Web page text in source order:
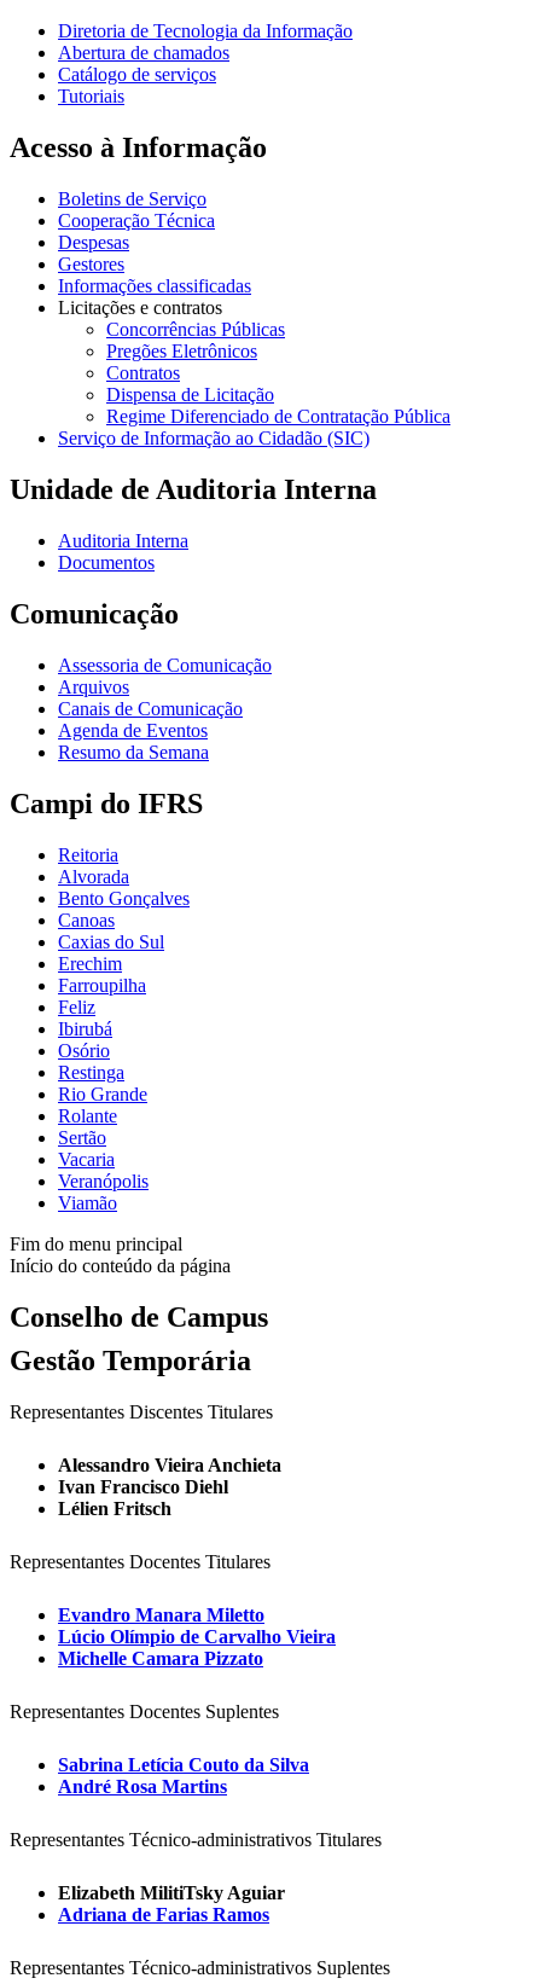
Diretoria de Tecnologia da Informação
Abertura de chamados
Catálogo de serviços
Tutoriais
Acesso à Informação
Boletins de Serviço
Cooperação Técnica
Despesas
Gestores
Informações classificadas
Licitações e contratos
Concorrências Públicas
Pregões Eletrônicos
Contratos
Dispensa de Licitação
Regime Diferenciado de Contratação Pública
Serviço de Informação ao Cidadão (SIC)
Unidade de Auditoria Interna
Auditoria Interna
Documentos
Comunicação
Assessoria de Comunicação
Arquivos
Canais de Comunicação
Agenda de Eventos
Resumo da Semana
Campi do IFRS
Reitoria
Alvorada
Bento Gonçalves
Canoas
Caxias do Sul
Erechim
Farroupilha
Feliz
Ibirubá
Osório
Restinga
Rio Grande
Rolante
Sertão
Vacaria
Veranópolis
Viamão
Fim do menu principal
Início do conteúdo da página
Conselho de Campus
Gestão Temporária
Representantes Discentes Titulares
Alessandro Vieira Anchieta
Ivan Francisco Diehl
Lélien Fritsch
Representantes Docentes Titulares
Evandro Manara Miletto
Lúcio Olímpio de Carvalho Vieira
Michelle Camara Pizzato
Representantes Docentes Suplentes
Sabrina Letícia Couto da Silva
André Rosa Martins
Representantes Técnico-administrativos Titulares
Elizabeth MilitiTsky Aguiar
Adriana de Farias Ramos
Representantes Técnico-administrativos Suplentes